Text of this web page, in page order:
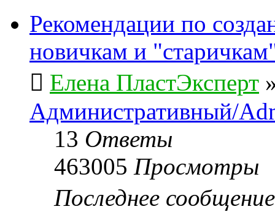
Рекомендации по
новичкам и
Елена ПластЭксперт
Административный/
13 Ответы
463005 Просмотры
Последнее